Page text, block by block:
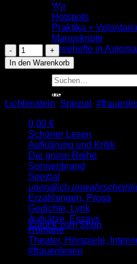
Wir
Hotspots
Praktika +
Manuskripte
Lesehefte in
Blog
Suche
nach:
0,00 €
Warenkorb
Es befinden sich keine
Zurück zum Shop
Preis: 24,00 €
Sofie
Lichtenstein:
Bügeln.
Protokolle
geschlechtliche
Menge
In den Warenkorb
Artikelnummer:
Lichtenstein Spezial
Schöner Lesen
Aufklärung und Kritik
Die grüne Reihe
Sonnenbrand
Spezial
unendlich
Erzählungen, Prosa
Gedichte, Lyrik
Aufsätze, Essays
Romane
Theater, Hörspiele,
#frauenlesen